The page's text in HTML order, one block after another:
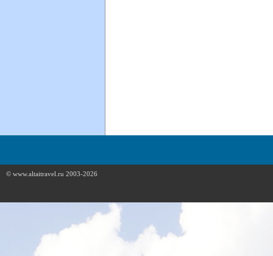
© www.altaitravel.ru 2003-2026